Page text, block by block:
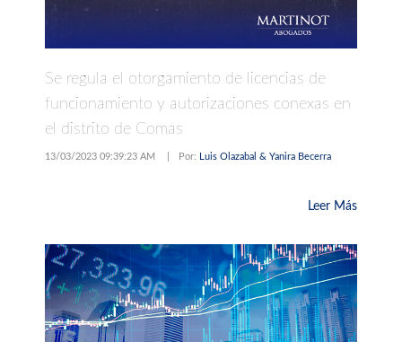
Se regula el otorgamiento de licencias de
funcionamiento y autorizaciones conexas en
el distrito de Comas
13/03/2023 09:39:23 AM Por: Luis Olazabal & Yanira Becerra
Leer Más